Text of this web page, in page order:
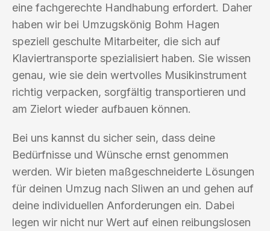
eine fachgerechte Handhabung erfordert. Daher
haben wir bei Umzugskönig Bohm Hagen
speziell geschulte Mitarbeiter, die sich auf
Klaviertransporte spezialisiert haben. Sie wissen
genau, wie sie dein wertvolles Musikinstrument
richtig verpacken, sorgfältig transportieren und
am Zielort wieder aufbauen können.
Bei uns kannst du sicher sein, dass deine
Bedürfnisse und Wünsche ernst genommen
werden. Wir bieten maßgeschneiderte Lösungen
für deinen Umzug nach Sliwen an und gehen auf
deine individuellen Anforderungen ein. Dabei
legen wir nicht nur Wert auf einen reibungslosen